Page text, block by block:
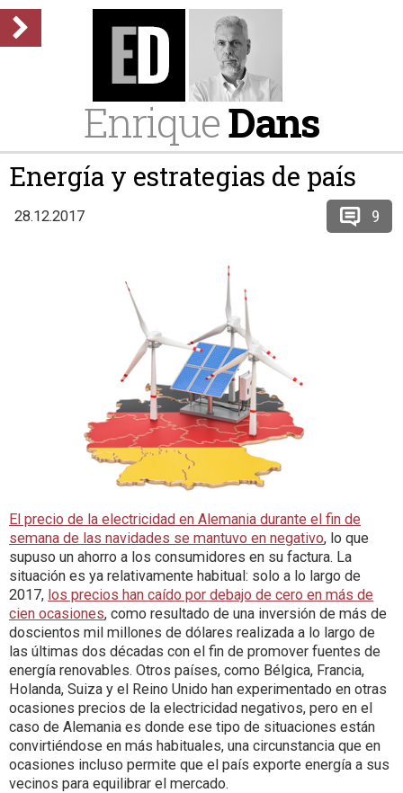
EnriqueDans
Energía y estrategias de país
28.12.2017 9
El precio de la electricidad en Alemania durante el fin de
semana de las navidades se mantuvo en negativo, lo que
supuso un ahorro a los consumidores en su factura. La
situación es ya relativamente habitual: solo a lo largo de
2017, los precios han caído por debajo de cero en más de
cien ocasiones, como resultado de una inversión de más de
doscientos mil millones de dólares realizada a lo largo de
las últimas dos décadas con el fin de promover fuentes de
energía renovables. Otros países, como Bélgica, Francia,
Holanda, Suiza y el Reino Unido han experimentado en otras
ocasiones precios de la electricidad negativos, pero en el
caso de Alemania es donde ese tipo de situaciones están
convirtiéndose en más habituales, una circunstancia que en
ocasiones incluso permite que el país exporte energía a sus
vecinos para equilibrar el mercado.